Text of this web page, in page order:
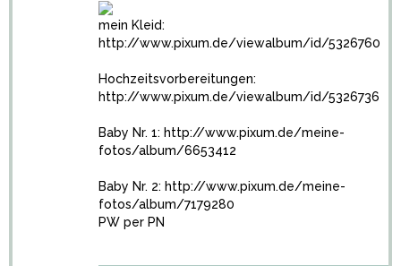
mein Kleid:
http://www.pixum.de/viewalbum/id/5326760
Hochzeitsvorbereitungen:
http://www.pixum.de/viewalbum/id/5326736
Baby Nr. 1: http://www.pixum.de/meine-
fotos/album/6653412
Baby Nr. 2: http://www.pixum.de/meine-
fotos/album/7179280
PW per PN